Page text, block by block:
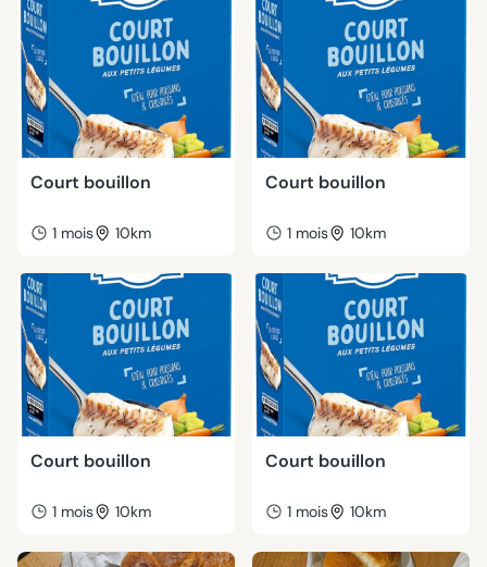
Court bouillon
1 mois 10km
Court bouillon
1 mois 10km
Court bouillon
1 mois 10km
Court bouillon
1 mois 10km